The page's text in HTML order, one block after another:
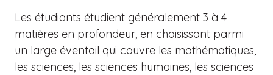
Les étudiants étudient généralement 3 à 4
matières en profondeur, en choisissant parmi
un large éventail qui couvre les mathématiques,
les sciences, les sciences humaines, les sciences